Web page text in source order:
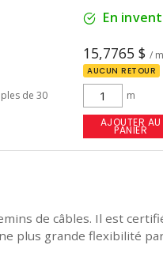
de 30
En
15,7765 $ / m
AUCUN RETOUR
m
AJOUTER AU
PANIER
de câbles. Il est
plus grande flexibilité